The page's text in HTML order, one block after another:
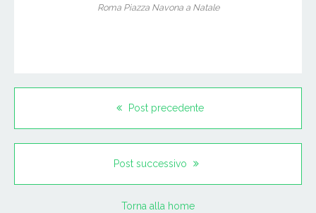
Roma Piazza Navona a Natale
Post precedente
Post successivo
Torna alla home